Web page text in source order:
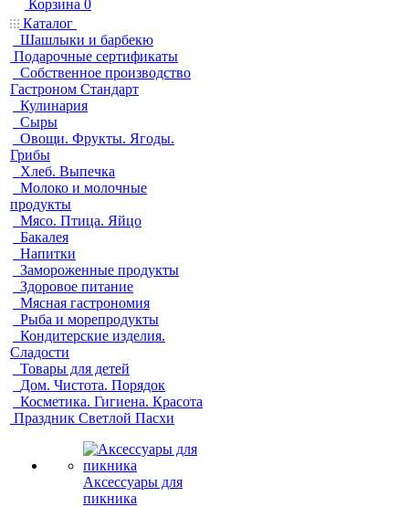
Корзина 0
Каталог
Шашлыки и барбекю
Подарочные сертификаты
Собственное производство
Гастроном Стандарт
Кулинария
Сыры
Овощи. Фрукты. Ягоды.
Грибы
Хлеб. Выпечка
Молоко и молочные
продукты
Мясо. Птица. Яйцо
Бакалея
Напитки
Замороженные продукты
Здоровое питание
Мясная гастрономия
Рыба и морепродукты
Кондитерские изделия.
Сладости
Товары для детей
Дом. Чистота. Порядок
Косметика. Гигиена. Красота
Праздник Светлой Пасхи
Аксессуары для
пикника